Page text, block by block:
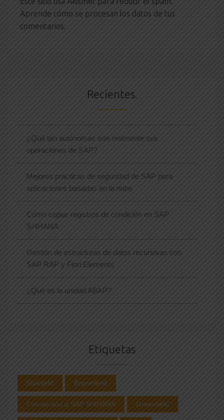
Aprende cómo se procesan los datos de tus
comentarios.
Recientes.
¿Qué tan autónomas son realmente sus
operaciones de SAP?
Mejores prácticas de seguridad de SAP para
aplicaciones basadas en la nube
Cómo copiar registros de condición en SAP
S/4HANA
Gestión de estructuras de datos recursivas con
SAP RAP y Fiori Elements
¿Qué es la unidad ABAP?
Etiquetas
Bluefield Brownfield
Conversión a SAP S/4HANA Greenfield